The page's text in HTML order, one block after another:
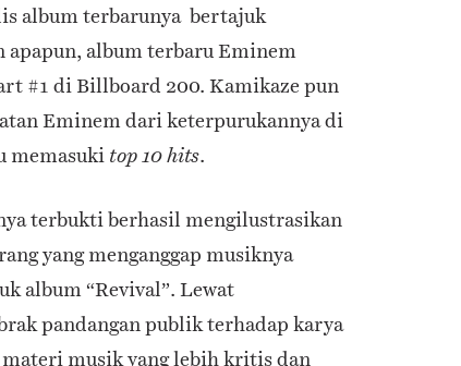
album terbarunya bertajuk
apapun, album terbaru Eminem
#1 di Billboard 200. Kamikaze pun
Eminem dari keterpurukannya di
memasuki top 10 hits.
terbukti berhasil mengilustrasikan
yang menganggap musiknya
album “Revival”. Lewat
pandangan publik terhadap karya
musik yang lebih kritis dan